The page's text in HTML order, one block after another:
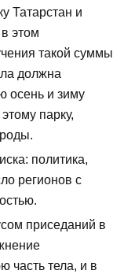
Татарстан и
этом
такой суммы
должна
осень и зиму
парку,
политика,
регионов с
приседаний в
часть тела, и в